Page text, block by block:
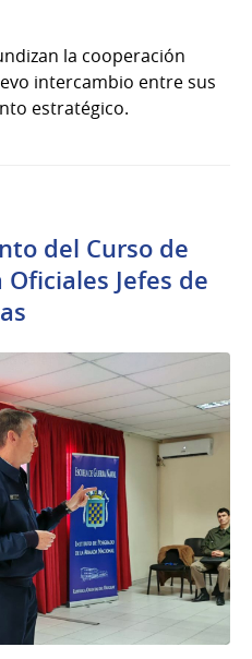
la cooperación
intercambio entre sus
estratégico.
del Curso de
Jefes de